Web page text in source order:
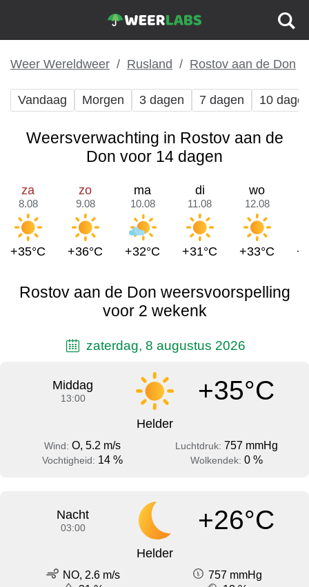
Weer Wereldweer Rusland Rostov aan de Don
Vandaag Morgen 3 dagen 7 dagen 10
Weersverwachting in Rostov aan de
Don voor 14 dagen
za
8.08
+35°C
zo
9.08
+36°C
ma
10.08
+32°C
di
11.08
+31°C
wo
12.08
+33°C
Rostov aan de Don weersvoorspelling
voor 2 wekenk
zaterdag, 8 augustus 2026
Middag
13:00 +35°C
Helder
Wind: O, 5.2 m/s Luchtdruk: 757 mmHg
Vochtigheid: 14 % Wolkendek: 0 %
Nacht
03:00 +26°C
Helder
NO, 2.6 m/s
757 mmHg